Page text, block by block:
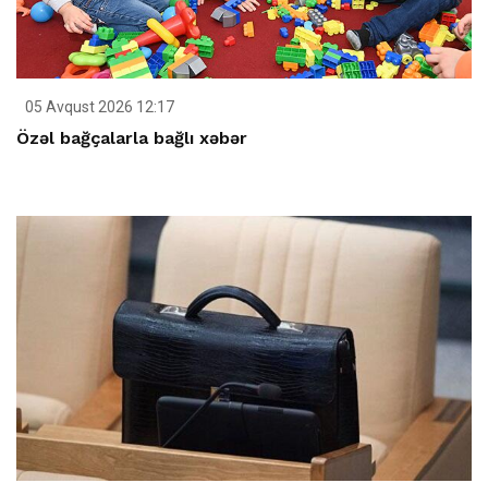
05 Avqust 2026 12:17
Özəl bağçalarla bağlı xəbər